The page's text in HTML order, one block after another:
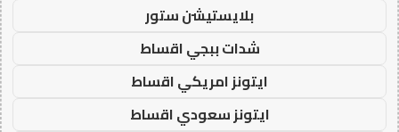
بلايستيشن ستور
شدات ببجي اقساط
ايتونز امريكي اقساط
ايتونز سعودي اقساط